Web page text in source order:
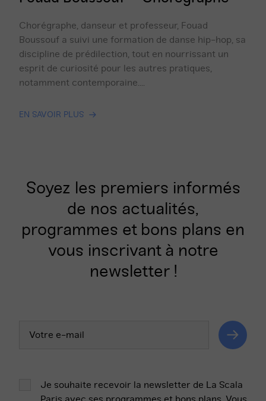
Chorégraphe, danseur et professeur, Fouad
Boussouf a suivi une formation de danse hip-hop, sa
discipline de prédilection, tout en nourrissant un
esprit de curiosité pour les autres pratiques,
notamment contemporaine....
EN SAVOIR PLUS
Soyez les premiers informés
de nos actualités,
programmes et bons plans en
vous inscrivant à notre
newsletter !
email
Valider
Je souhaite recevoir la newsletter de La Scala